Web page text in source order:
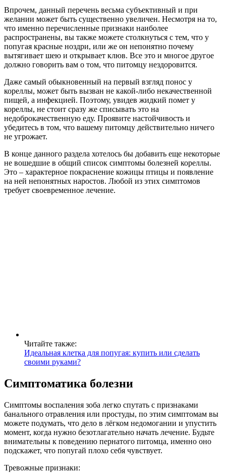
Впрочем, данный перечень весьма субъективный и при
желании может быть существенно увеличен. Несмотря на то,
что именно перечисленные признаки наиболее
распространены, вы также можете столкнуться с тем, что у
попугая красные ноздри, или же он непонятно почему
вытягивает шею и открывает клюв. Все это и многое другое
должно говорить вам о том, что питомцу нездоровится.
Даже самый обыкновенный на первый взгляд понос у
кореллы, может быть вызван не какой-либо некачественной
пищей, а инфекцией. Поэтому, увидев жидкий помет у
кореллы, не стоит сразу же списывать это на
недоброкачественную еду. Проявите настойчивость и
убедитесь в том, что вашему питомцу действительно ничего
не угрожает.
В конце данного раздела хотелось бы добавить еще некоторые
не вошедшие в общий список симптомы болезней кореллы.
Это – характерное покраснение кожицы птицы и появление
на ней непонятных наростов. Любой из этих симптомов
требует своевременное лечение.
Читайте также:
Идеальная клетка для попугая: купить или сделать
своими руками?
Симптоматика болезни
Симптомы воспаления зоба легко спутать с признаками
банального отравления или простуды, по этим симптомам вы
можете подумать, что дело в лёгком недомогании и упустить
момент, когда нужно безотлагательно начать лечение. Будьте
внимательны к поведению пернатого питомца, именно оно
подскажет, что попугай плохо себя чувствует.
Тревожные признаки: